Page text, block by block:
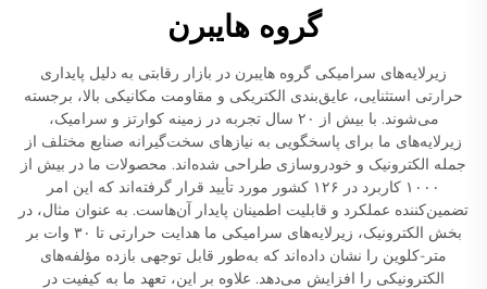
گروه هایبرن
زیرلایه‌های سرامیکی گروه هایبرن در بازار رقابتی به دلیل پایداری
حرارتی استثنایی، عایق‌بندی الکتریکی و مقاومت مکانیکی بالا، برجسته
می‌شوند. با بیش از ۲۰ سال تجربه در زمینه کوارتز و سرامیک،
زیرلایه‌های ما برای پاسخگویی به نیازهای سخت‌گیرانه صنایع مختلف از
جمله الکترونیک و خودروسازی طراحی شده‌اند. محصولات ما در بیش از
۱۰۰۰ کاربرد در ۱۲۶ کشور مورد تأیید قرار گرفته‌اند که این امر
تضمین‌کننده عملکرد و قابلیت اطمینان پایدار آن‌هاست. به عنوان مثال، در
بخش الکترونیک، زیرلایه‌های سرامیکی ما هدایت حرارتی تا ۳۰ وات بر
متر-کلوین را نشان داده‌اند که به‌طور قابل توجهی بازده مؤلفه‌های
الکترونیکی را افزایش می‌دهد. علاوه بر این، تعهد ما به کیفیت در